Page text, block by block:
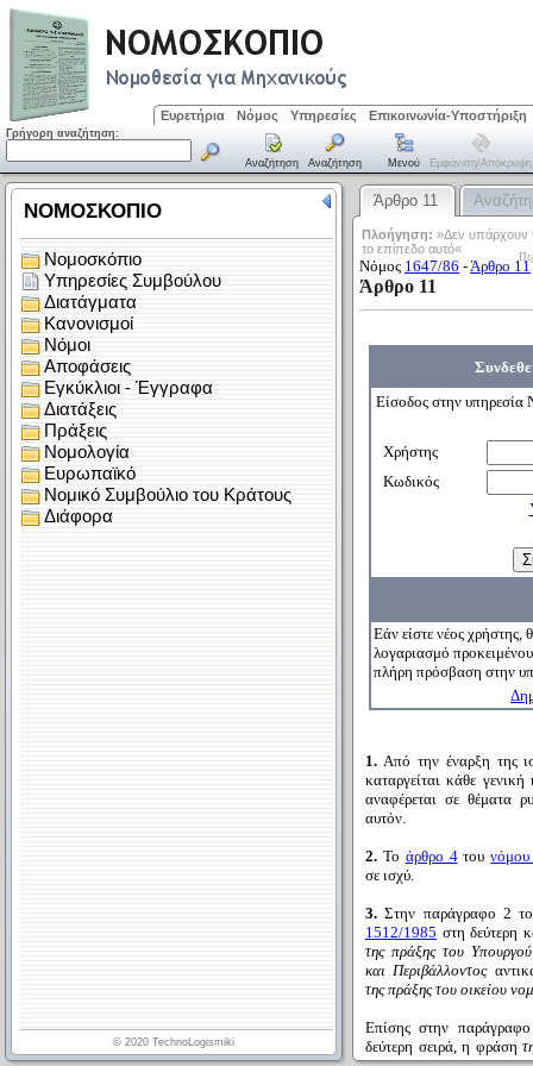
Ευρετήρια Νόμος Υπηρεσίες Επικοινωνία-Υποστήριξη
Γρήγορη αναζήτηση:
Αναζήτηση Αναζήτηση Μενού Εμφάνιση/απόκρυψη
Άρθρο 11